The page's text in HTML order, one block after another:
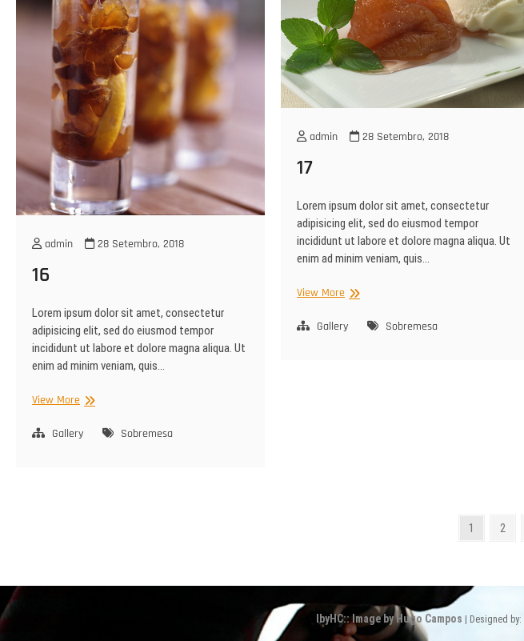
admin 28 Setembro, 2018
17
Lorem ipsum dolor sit amet, consectetur
adipisicing elit, sed do eiusmod tempor
incididunt ut labore et dolore magna aliqua. Ut
enim ad minim veniam, quis…
View More17
Gallery Sobremesa
admin 28 Setembro, 2018
16
Lorem ipsum dolor sit amet, consectetur
adipisicing elit, sed do eiusmod tempor
incididunt ut labore et dolore magna aliqua. Ut
enim ad minim veniam, quis…
View More16
Gallery Sobremesa
Page
1 Page
2
IbyHC:: Image by Hugo Campos | Designed by: